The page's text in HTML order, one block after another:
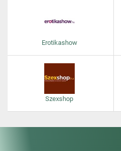
Erotikashow
Szexshop